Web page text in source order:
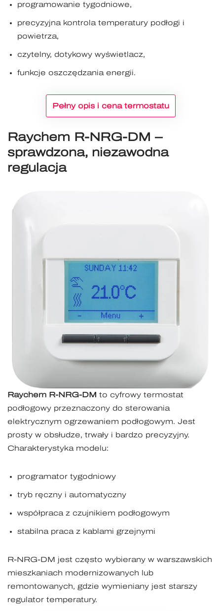
programowanie tygodniowe,
precyzyjna kontrola temperatury podłogi i
powietrza,
czytelny, dotykowy wyświetlacz,
funkcje oszczędzania energii.
Pełny opis i cena termostatu
Raychem R-NRG-DM –
sprawdzona, niezawodna
regulacja
Raychem R-NRG-DM to cyfrowy termostat
podłogowy przeznaczony do sterowania
elektrycznym ogrzewaniem podłogowym. Jest
prosty w obsłudze, trwały i bardzo precyzyjny.
Charakterystyka modelu:
programator tygodniowy
tryb ręczny i automatyczny
współpraca z czujnikiem podłogowym
stabilna praca z kablami grzejnymi
R-NRG-DM jest często wybierany w warszawskich
mieszkaniach modernizowanych lub
remontowanych, gdzie wymieniany jest starszy
regulator temperatury.